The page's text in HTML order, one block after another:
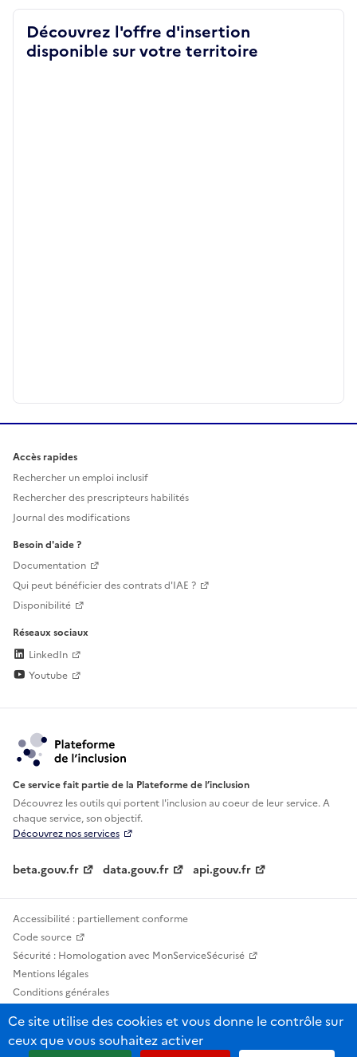
Découvrez l'offre d'insertion
disponible sur votre territoire
Accès rapides
Rechercher un emploi inclusif
Rechercher des prescripteurs habilités
Journal des modifications
Besoin d'aide ?
Documentation
Qui peut bénéficier des contrats d'IAE ?
Disponibilité
Réseaux sociaux
LinkedIn
Youtube
Ce service fait partie de la Plateforme de l’inclusion
Découvrez les outils qui portent l'inclusion aucoeur de leur service. A
chaque service, son objectif.
Découvrez nos services
beta.gouv.fr data.gouv.fr api.gouv.fr
Accessibilité : partiellement conforme
Code source
Sécurité : Homologation avec MonServiceSécurisé
Mentions légales
Conditions générales
Statistiques, lexiques et indicateurs
Sauf mention contraire, tous les contenus de ce site sont sous licence
Ce site utilise des cookies et vous donne le contrôle sur
ceux que vous souhaitez activer